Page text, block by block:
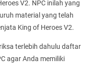
V2. NPC inilah yang
material yang telah
King of Heroes V2.
terlebih dahulu daftar
agar Anda memiliki